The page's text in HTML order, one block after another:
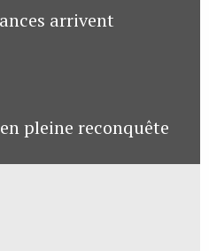
arrivent
pleine reconquête